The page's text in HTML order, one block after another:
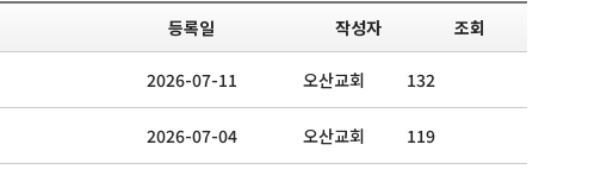
등록일 작성자 조회
2026-07-11 오산교회 132
2026-07-04 오산교회 119